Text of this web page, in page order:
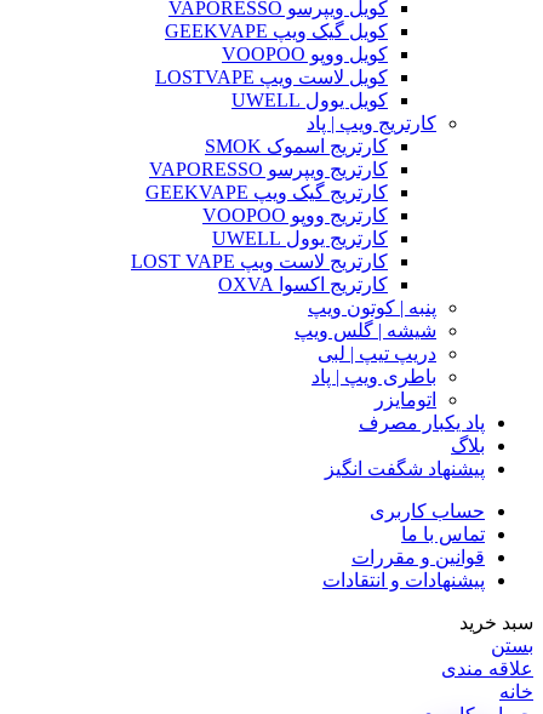
کویل ویپرسو VAPORESSO
کویل گیک ویپ GEEKVAPE
کویل ووپو VOOPOO
کویل لاست ویپ LOSTVAPE
کویل یوول UWELL
کارتریج ویپ | پاد
کارتریج اسموک SMOK
کارتریج ویپرسو VAPORESSO
کارتریج گیک ویپ GEEKVAPE
کارتریج ووپو VOOPOO
کارتریج یوول UWELL
کارتریج لاست ویپ LOST VAPE
کارتریج اکسوا OXVA
پنبه | کوتون ویپ
شیشه | گلس ویپ
دریپ تیپ | لبی
باطری ویپ | پاد
اتومایزر
پاد یکبار مصرف
بلاگ
پیشنهاد شگفت انگیز
حساب کاربری
تماس با ما
قوانین و مقررات
پیشنهادات و انتقادات
سبد خرید
بستن
علاقه مندی
خانه